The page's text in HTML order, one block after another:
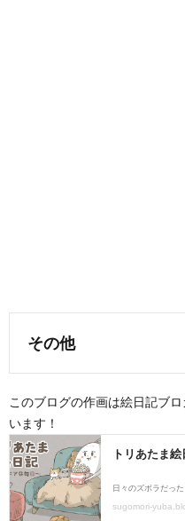
その他
このブログの作画は絵日記ブ
います！